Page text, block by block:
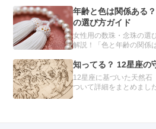
や、切れたときの対処方
介します。
年齢と色は関係ある
の選び方ガイド
女性用の数珠・念珠の選
解説！「色と年齢の関係
ったりの数珠を見つける
数珠をオーダーメイドで
知ってる？ 12星座の
12星座に基づいた天然石
ついて詳細をまとめました